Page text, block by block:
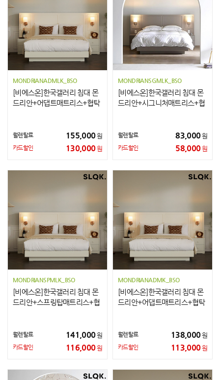
MONDRIANADMLK_BSO
[비에스온]한국갤러리 침대 몬
드리안+어댑트매트리스+협탁
월렌탈료 155,000원
카드할인 130,000원
MONDRIANSGMLK_BSO
[비에스온]한국갤러리 침대 몬
드리안+시그니처매트리스+협
월렌탈료 83,000원
카드할인 58,000원
MONDRIANSPMLK_BSO
[비에스온]한국갤러리 침대 몬
드리안+스프링탑매트리스+협
월렌탈료 141,000원
카드할인 116,000원
MONDRIANADMK_BSO
[비에스온]한국갤러리 침대 몬
드리안+어댑트매트리스+협탁
월렌탈료 138,000원
카드할인 113,000원